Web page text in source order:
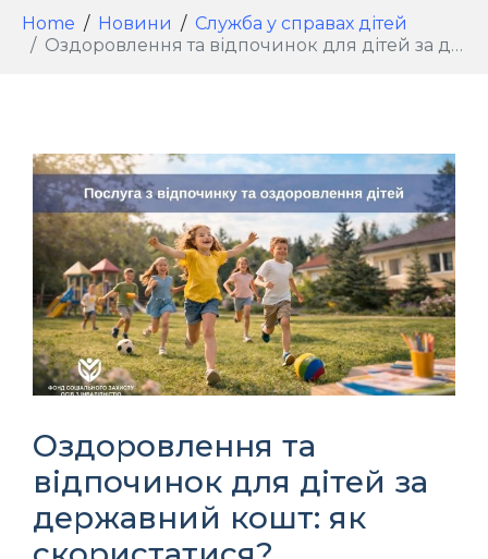
Home Новини
Служба у справах дітей​
Оздоровлення та відпочинок для дітей за державний кошт: як скористатися?
Оздоровлення та
відпочинок для дітей за
державний кошт: як